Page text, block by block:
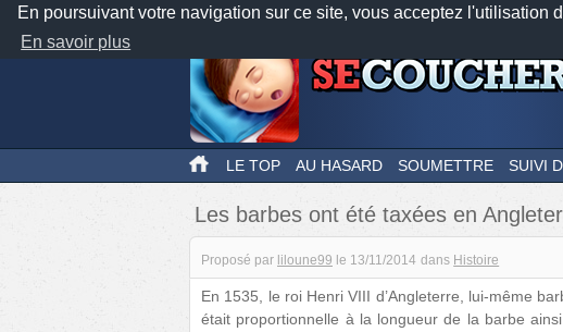
En poursuivant votre navigation sur ce site, vous acceptez l'utilisation
En savoir plus
LE TOP AU HASARD SOUMETTRE SUIVI
Les barbes ont été taxées en
Proposé par liloune99 le 13/11/2014 dans Histoire
En 1535, le roi Henri VIII d’Angleterre, lui-même
était proportionnelle à la longueur de la barbe